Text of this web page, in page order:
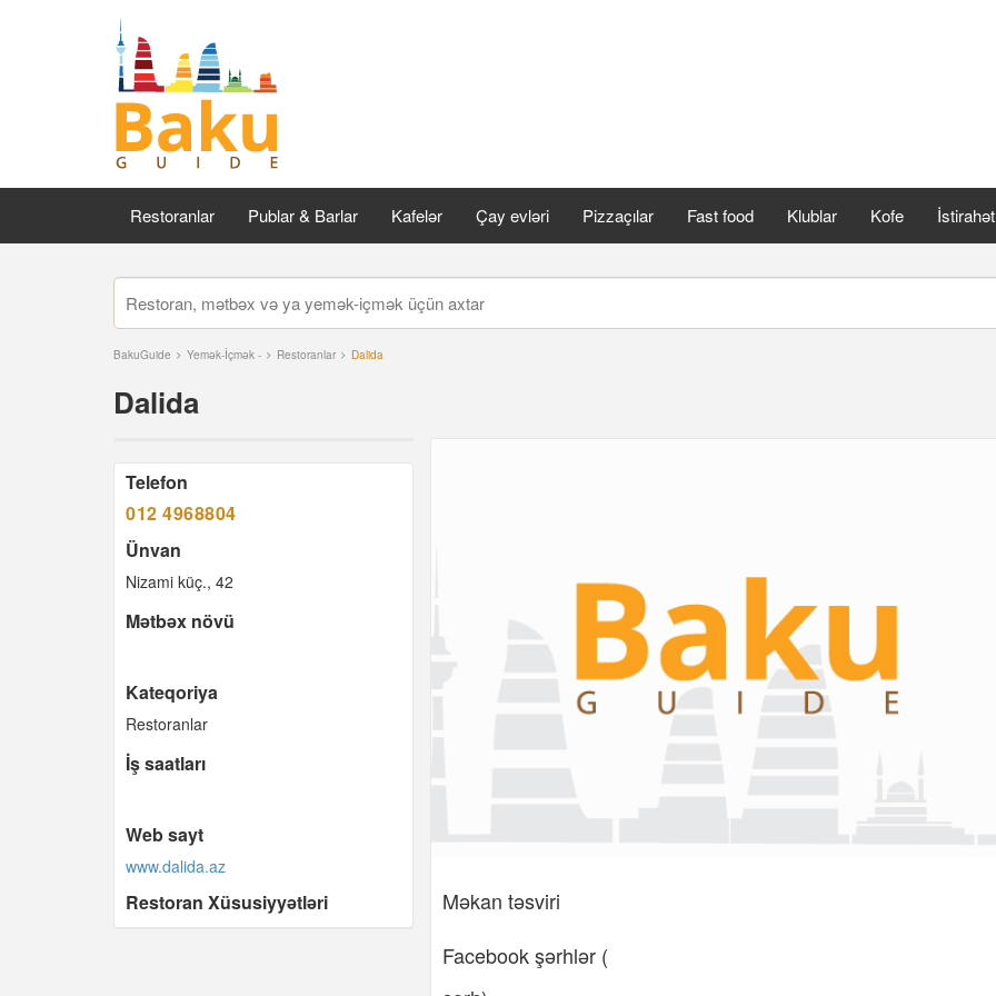
Restoranlar Publar & Barlar Kafelər Çay evləri Pizzaçılar Fast food Klublar Kofe
BakuGuide Yemək-İçmək - Restoranlar Dalida
Dalida
Telefon
012 4968804
Ünvan
Nizami küç., 42
Mətbəx növü
Kateqoriya
Restoranlar
İş saatları
Web sayt
www.dalida.az
Restoran Xüsusiyyətləri
Məkan təsviri
Facebook şərhlər (